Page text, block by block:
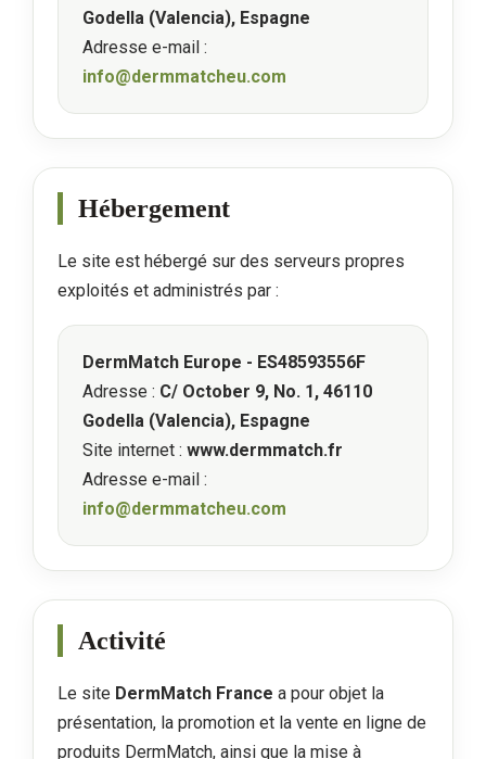
Godella (Valencia), Espagne
Adresse e-mail :
info@dermmatcheu.com
Hébergement
Le site est hébergé sur des serveurs propres
exploités et administrés par :
DermMatch Europe - ES48593556F
Adresse : C/ October 9, No. 1, 46110
Godella (Valencia), Espagne
Site internet : www.dermmatch.fr
Adresse e-mail :
info@dermmatcheu.com
Activité
Le site DermMatch France a pour objet la
présentation, la promotion et la vente en ligne de
produits DermMatch, ainsi que la mise à